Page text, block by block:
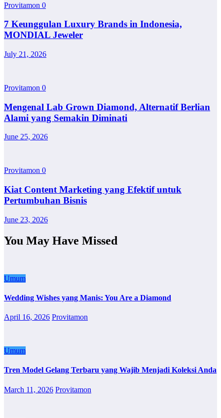
Provitamon 0
7 Keunggulan Luxury Brands in Indonesia,
MONDIAL Jeweler
July 21, 2026
Provitamon 0
Mengenal Lab Grown Diamond, Alternatif Berlian
Alami yang Semakin Diminati
June 25, 2026
Provitamon 0
Kiat Content Marketing yang Efektif untuk
Pertumbuhan Bisnis
June 23, 2026
You May Have Missed
Umum
Wedding Wishes yang Manis: You Are a Diamond
April 16, 2026 Provitamon
Umum
Tren Model Gelang Terbaru yang Wajib Menjadi Koleksi Anda
March 11, 2026 Provitamon